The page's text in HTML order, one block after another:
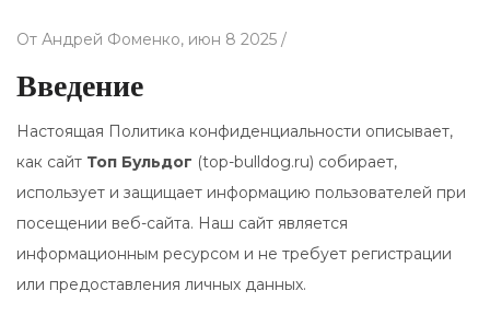
От Андрей Фоменко, июн 8 2025 /
Введение
Настоящая Политика конфиденциальности описывает,
как сайт Топ Бульдог (top-bulldog.ru) собирает,
использует и защищает информацию пользователей при
посещении веб-сайта. Наш сайт является
информационным ресурсом и не требует регистрации
или предоставления личных данных.